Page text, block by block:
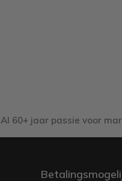
Al 60+ jaar passie voor